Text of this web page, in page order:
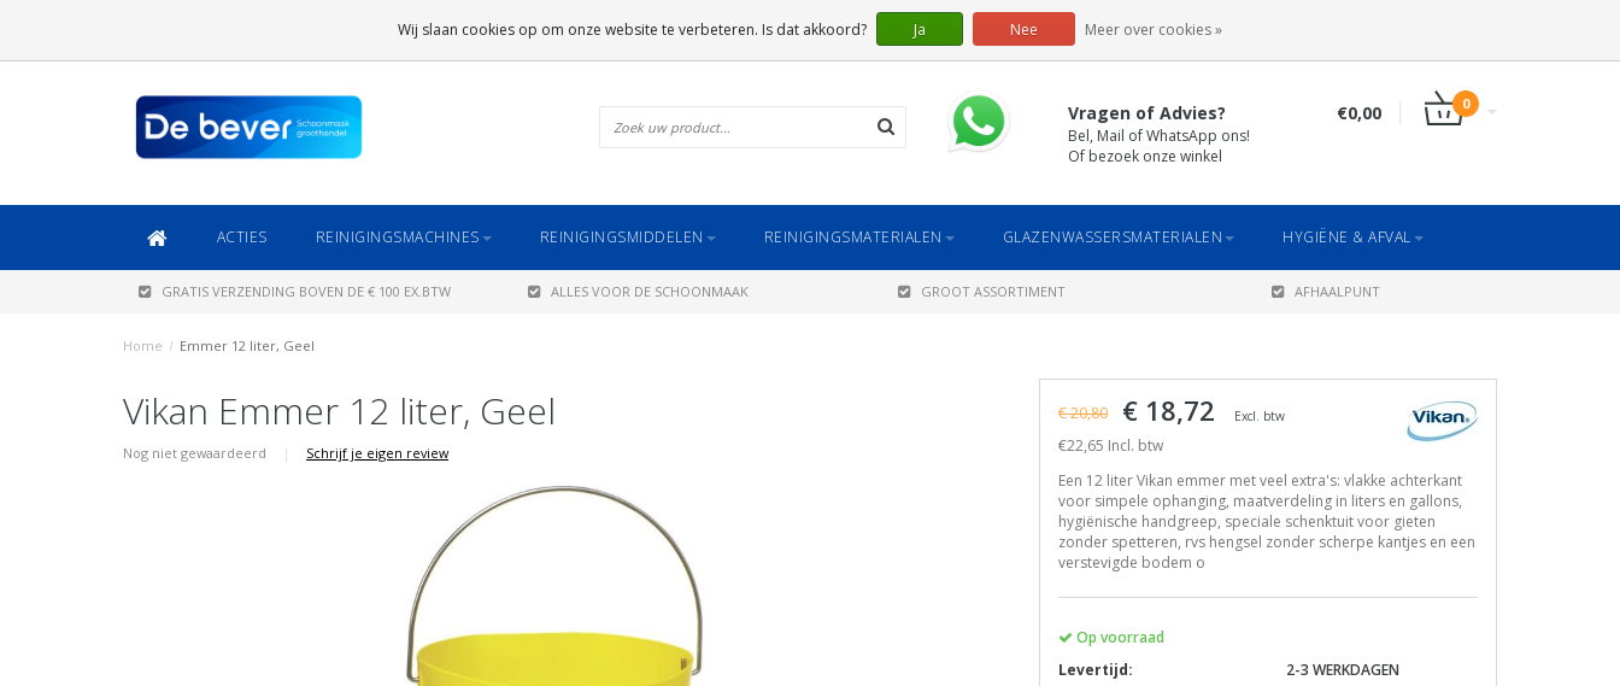
Vragen of Advies?
Bel, Mail of WhatsApp ons!
Of bezoek onze winkel
€0,00 0
ACTIES REINIGINGSMACHINES REINIGINGSMIDDELEN REINIGINGSMATERIALEN GLAZENWASSERSMATERIALEN HYGIËNE & AFVAL
GRATIS VERZENDING BOVEN DE € 100 EX.BTW ALLES VOOR DE SCHOONMAAK GROOT ASSORTIMENT AFHAALPUNT
Home / Emmer 12 liter, Geel
Vikan Emmer 12 liter, Geel
Nog niet gewaardeerd | Schrijf je eigen review
€ 20,80 € 18,72 Excl. btw
€22,65 Incl. btw
Een 12 liter Vikan emmer met veel extra's: vlakke achterkant
voor simpele ophanging, maatverdeling in liters en gallons,
hygiënische handgreep, speciale schenktuit voor gieten
zonder spetteren, rvs hengsel zonder scherpe kantjes en een
verstevigde bodem o
Op voorraad
Levertijd:
2-3 WERKDAGEN
Wij slaan cookies op om onze website te verbeteren. Is dat akkoord? Ja Nee Meer over cookies »